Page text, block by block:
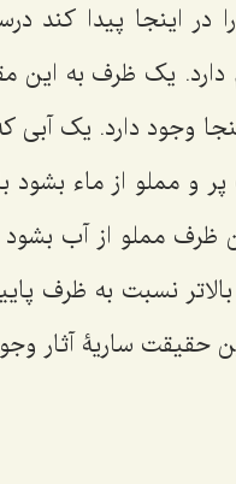
اینجا پیدا کند
یک ظرف به این
وجود دارد. یک آبی
و مملو از ماء بشود
ظرف مملو از آب
نسبت به ظرف
حقیقت ساریۀ آثار